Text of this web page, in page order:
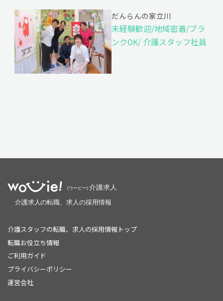
だんらんの家立川
未経験歓迎/地域密着/ブラ
ンクOK/ 介護スタッフ社員
介護スタッフの転職、求人の採用情報トップ
転職お役立ち情報
ご利用ガイド
プライバシーポリシー
運営会社